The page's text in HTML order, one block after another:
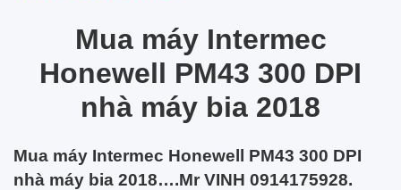
Mua máy Intermec
Honewell PM43 300 DPI
nhà máy bia 2018
Mua máy Intermec Honewell PM43 300 DPI
nhà máy bia 2018….Mr VINH 0914175928.